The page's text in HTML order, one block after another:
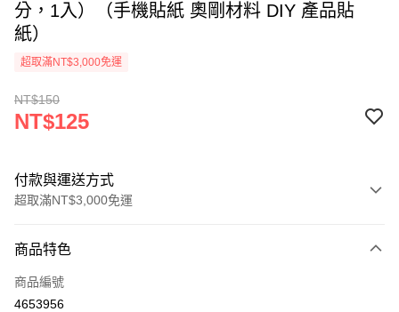
分，1入）（手機貼紙 奧剛材料 DIY 產品貼
紙）
超取滿NT$3,000免運
NT$150
NT$125
付款與運送方式
超取滿NT$3,000免運
信用卡一次付款
超商取貨付款
商品特色
商品編號
4653956